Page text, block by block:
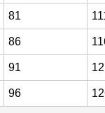
81
86
91
96